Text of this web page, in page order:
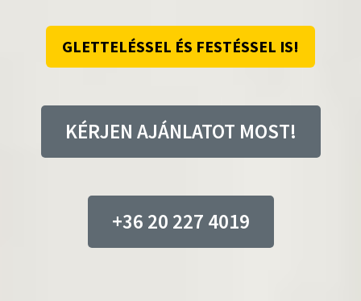
GLETTELÉSSEL ÉS FESTÉSSEL IS!
KÉRJEN AJÁNLATOT MOST!
+36 20 227 4019